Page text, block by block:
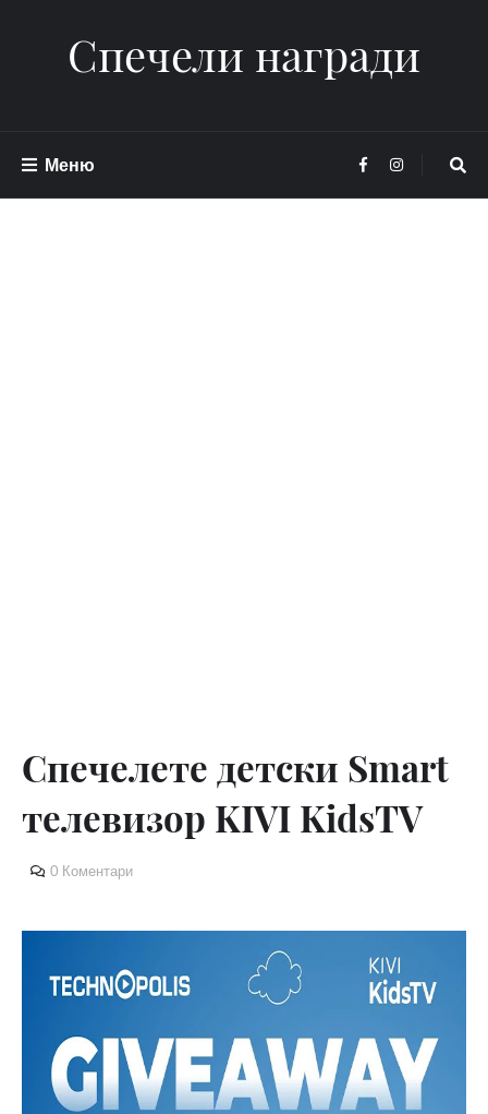
Спечели награди
Меню
Спечелете детски Smart
телевизор KIVI KidsTV
0 Коментари